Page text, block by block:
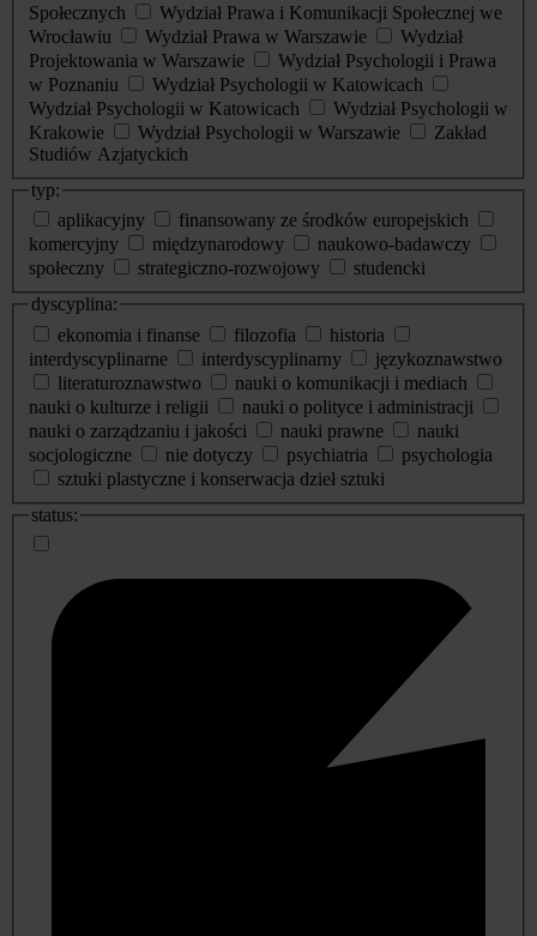
Społecznych
Wydział Prawa i Komunikacji Społecznej we
Wrocławiu
Wydział Prawa w Warszawie
Wydział
Projektowania w Warszawie
Wydział Psychologii i Prawa
w Poznaniu
Wydział Psychologii w Katowicach
Wydział Psychologii w Katowicach
Wydział Psychologii w
Krakowie
Wydział Psychologii w Warszawie
Zakład
Studiów Azjatyckich
typ:
aplikacyjny
finansowany ze środków europejskich
komercyjny
międzynarodowy
naukowo-badawczy
społeczny
strategiczno-rozwojowy
studencki
dyscyplina:
ekonomia i finanse
filozofia
historia
interdyscyplinarne
interdyscyplinarny
językoznawstwo
literaturoznawstwo
nauki o komunikacji i mediach
nauki o kulturze i religii
nauki o polityce i administracji
nauki o zarządzaniu i jakości
nauki prawne
nauki
socjologiczne
nie dotyczy psychiatria
psychologia
sztuki plastyczne i konserwacja dzieł sztuki
status: